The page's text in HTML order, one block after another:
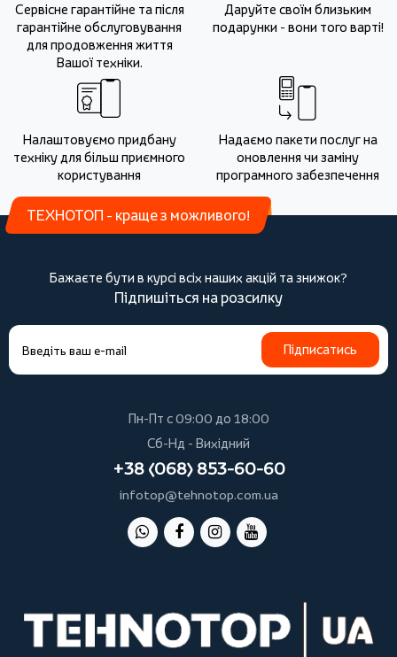
Сервісне гарантійне та після
гарантійне обслуговування
для продовження життя
Вашої техніки.
Даруйте своїм близьким
подарунки - вони того варті!
Налаштовуємо придбану
техніку для більш приємного
користування
Надаємо пакети послуг на
оновлення чи заміну
програмного забезпечення
ТЕХНОТОП - краще з можливого!
Бажаєте бути в курсі всіх наших акцій та знижок?
Підпишіться на розсилку
Підписатись
Пн-Пт с 09:00 до 18:00
Сб-Нд - Вихідний
+38 (068) 853-60-60
infotop@tehnotop.com.ua